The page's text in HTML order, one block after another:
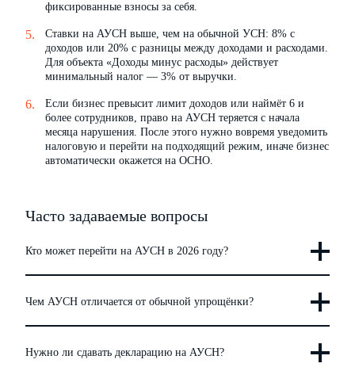
фиксированные взносы за себя.
Ставки на АУСН выше, чем на обычной УСН: 8% с
доходов или 20% с разницы между доходами и расходами.
Для объекта «Доходы минус расходы» действует
минимальный налог — 3% от выручки.
Если бизнес превысит лимит доходов или наймёт 6 и
более сотрудников, право на АУСН теряется с начала
месяца нарушения. После этого нужно вовремя уведомить
налоговую и перейти на подходящий режим, иначе бизнес
автоматически окажется на ОСНО.
Часто задаваемые вопросы
Кто может перейти на АУСН в 2026 году?
Чем АУСН отличается от обычной упрощёнки?
Нужно ли сдавать декларацию на АУСН?